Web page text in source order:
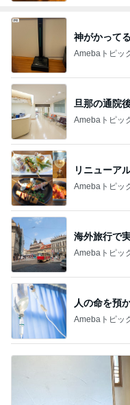
神がかって
Amebaトピッ
旦那の通院
Amebaトピッ
リニューア
Amebaトピッ
海外旅行で
Amebaトピッ
人の命を預
Amebaトピッ